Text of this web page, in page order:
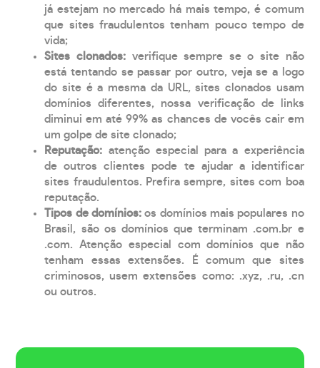
já estejam no mercado há mais tempo, é comum
que sites fraudulentos tenham pouco tempo de
vida;
Sites clonados: verifique sempre se o site não
está tentando se passar por outro, veja se a logo
do site é a mesma da URL, sites clonados usam
domínios diferentes, nossa verificação de links
diminui em até 99% as chances de vocês cair em
um golpe de site clonado;
Reputação: atenção especial para a experiência
de outros clientes pode te ajudar a identificar
sites fraudulentos. Prefira sempre, sites com boa
reputação.
Tipos de domínios:os domínios mais populares no
Brasil, são os domínios que terminam .com.br e
.com. Atenção especial com domínios que não
tenham essas extensões. É comum que sites
criminosos, usem extensões como: .xyz, .ru, .cn
ou outros.